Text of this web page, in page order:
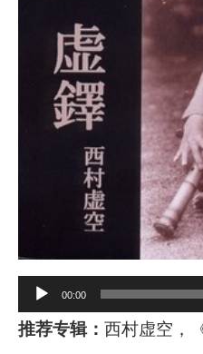
u
00:00
推荐专辑： 西村虚空，